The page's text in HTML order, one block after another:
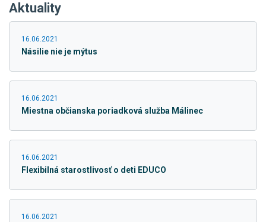
na
Skočiť
pätičku
stránky
Aktuality
16.06.2021
Násilie nie je mýtus
16.06.2021
Miestna občianska poriadková služba Málinec
16.06.2021
Flexibilná starostlivosť o deti EDUCO
16.06.2021